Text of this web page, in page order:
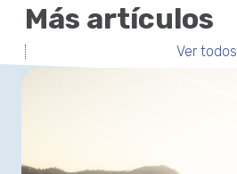
Más artículos
Ver todos